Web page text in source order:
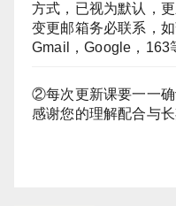
方式，已视为默认，
变更邮箱务必联系，
Gmail，Google，163
②每次更新课要一一确
感谢您的理解配合与长